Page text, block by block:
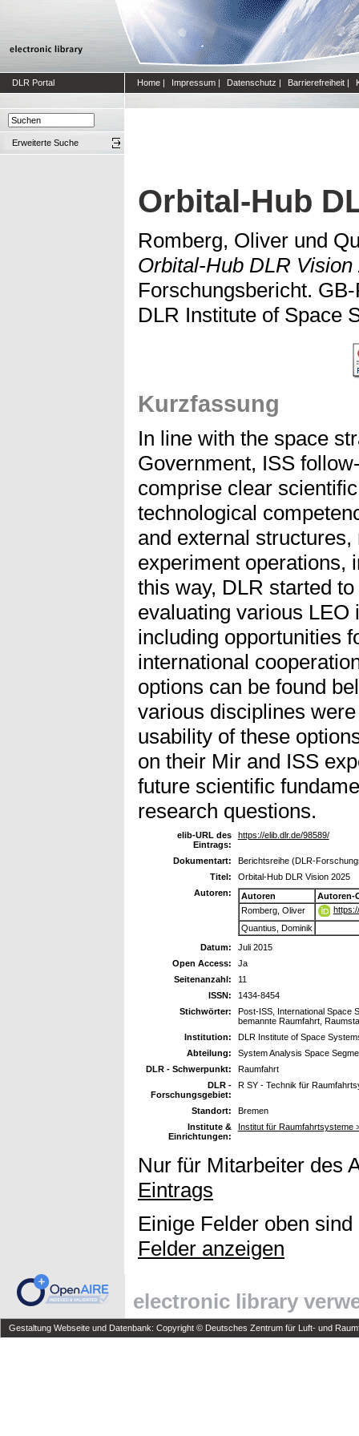
DLR Portal Home | Impressum | Datenschutz | Barrierefreiheit |
Erweiterte Suche
Orbital-Hub
Romberg, Oliver und
Orbital-Hub DLR Vision
Forschungsbericht.
DLR Institute of Space
Kurzfassung
In line with the space
Government, ISS
comprise clear
technological
and external
experiment operations,
this way, DLR started
evaluating various
including opportunities
international
options can be found
various disciplines
usability of these
on their Mir and ISS
future scientific
research questions.
elib-URL des
Eintrags:
https://elib.dlr.de/98589/
Dokumentart:
Berichtsreihe (DLR-
Titel:
Orbital-Hub DLR Vision 2025
Autoren:
Autoren
Autoren-
Romberg, Oliver
Quantius, Dominik
Datum:
Juli 2015
Open Access:
Ja
Seitenanzahl:
11
ISSN:
1434-8454
Stichwörter:
Post-ISS, International Space
bemannte Raumfahrt,
Institution:
DLR Institute of Space
Abteilung:
System Analysis Space
DLR - Schwerpunkt:
Raumfahrt
DLR -
Forschungsgebiet:
R SY - Technik für
Standort:
Bremen
Institute &
Einrichtungen:
Institut für Raumfahrtsysteme
Nur für Mitarbeiter des
Eintrags
Einige Felder oben
Felder anzeigen
electronic library
Gestaltung Webseite und Datenbank: Copyright © Deutsches Zentrum für Luft- und